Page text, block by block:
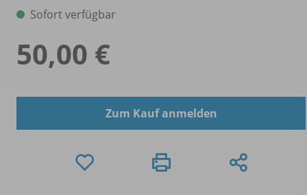
Sofort verfügbar
50,00 €
Zum Kauf anmelden